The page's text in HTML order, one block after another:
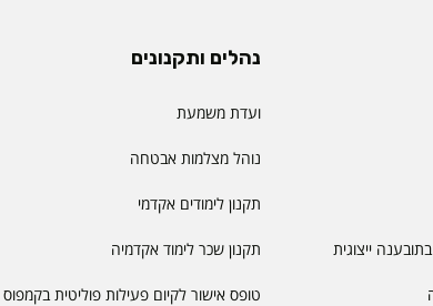
ייצוגית
נהלים ותקנונים
ועדת משמעת
נוהל מצלמות אבטחה
תקנון לימודים אקדמי
תקנון שכר לימוד אקדמיה
טופס אישור לקיום פעילות פוליטית בקמפוס